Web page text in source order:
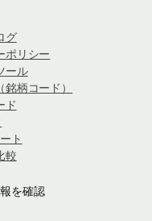
グ
ポリシー
ール
柄コード）
ド
ト
較
を確認